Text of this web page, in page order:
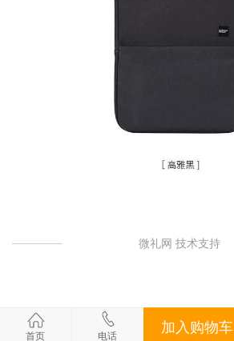
微礼网 技术支持
首页 电话
加入购物车